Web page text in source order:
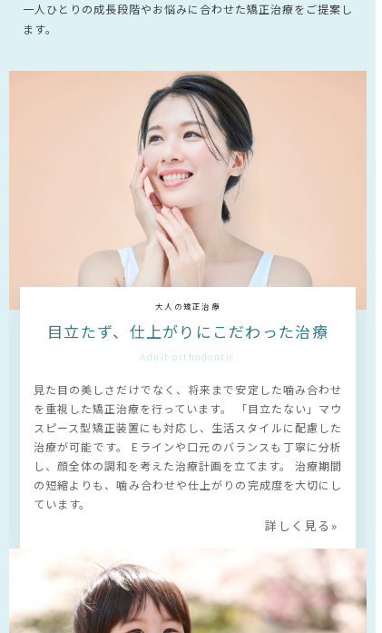
一人ひとりの成長段階やお悩みに合わせた矯正治療をご提案し
ます。
大人の矯正治療
目立たず、仕上がりにこだわった治療
Adult orthodontic
見た目の美しさだけでなく、将来まで安定した噛み合わせ
を重視した矯正治療を行っています。 「目立たない」マウ
スピース型矯正装置にも対応し、生活スタイルに配慮した
治療が可能です。 Eラインや口元のバランスも丁寧に分析
し、顔全体の調和を考えた治療計画を立てます。 治療期間
の短縮よりも、噛み合わせや仕上がりの完成度を大切にし
ています。
詳しく見る »